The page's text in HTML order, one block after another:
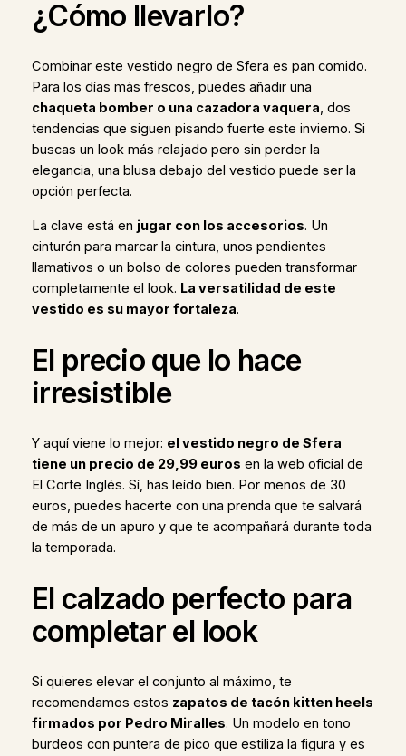
¿Cómo llevarlo?
Combinar este vestido negro de Sfera es pan comido.
Para los días más frescos, puedes añadir una
chaqueta bomber o una cazadora vaquera, dos
tendencias que siguen pisando fuerte este invierno. Si
buscas un look más relajado pero sin perder la
elegancia, una blusa debajo del vestido puede ser la
opción perfecta.
La clave está en jugar con los accesorios. Un
cinturón para marcar la cintura, unos pendientes
llamativos o un bolso de colores pueden transformar
completamente el look. La versatilidad de este
vestido es su mayor fortaleza.
El precio que lo hace
irresistible
Y aquí viene lo mejor: el vestido negro de Sfera
tiene un precio de 29,99 euros en la web oficial de
El Corte Inglés. Sí, has leído bien. Por menos de 30
euros, puedes hacerte con una prenda que te salvará
de más de un apuro y que te acompañará durante toda
la temporada.
El calzado perfecto para
completar el look
Si quieres elevar el conjunto al máximo, te
recomendamos estos zapatos de tacón kitten heels
firmados por Pedro Miralles. Un modelo en tono
burdeos con puntera de pico que estiliza la figura y es